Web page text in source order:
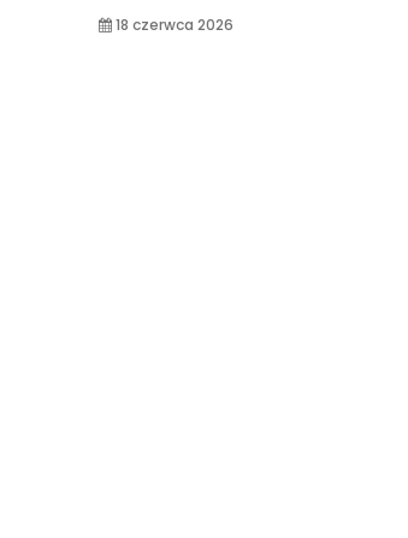
18 czerwca 2026